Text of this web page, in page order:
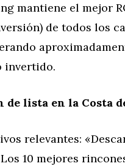
mantiene el mejor
de todos los
invertido.
de lista en la Costa
relevantes:
10 mejores